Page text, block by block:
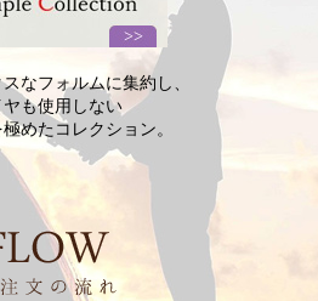
なフォルムに集約し、
ヤも使用しない
めた コレクション。